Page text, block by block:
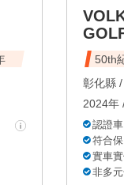
50th
彰化縣 /
2024年
認證車
符合保
實車
非多